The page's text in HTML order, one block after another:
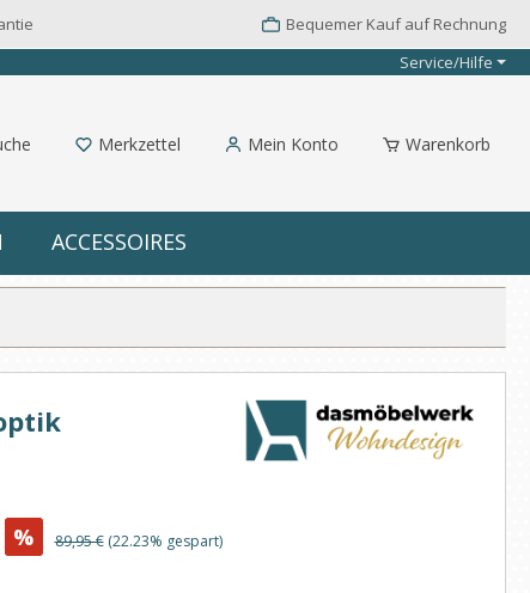
Bequemer Kauf auf Rechnung
Service/Hilfe
Merkzettel Mein Konto Warenkorb
ACCESSOIRES
% Regulärer Preis:
89,95 € (22.23% gespart)